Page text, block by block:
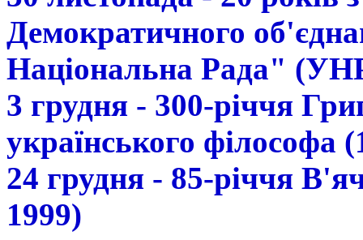
Демократичного
Національна Рада"
3 грудня - 300-річчя
українського філософа
24 грудня - 85-річчя
1999)